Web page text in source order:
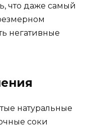
что даже самый
негативные
натуральные
соки